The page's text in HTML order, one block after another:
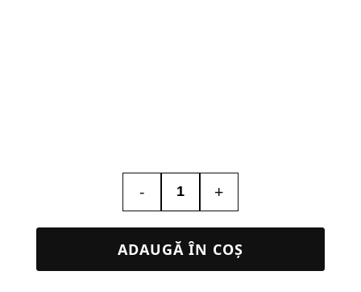
-
Cantitate
Personalizat
+
ADAUGĂ ÎN COȘ